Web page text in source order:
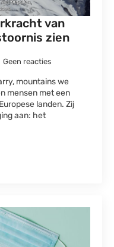
van
zien
Geen reacties
mountains we
mensen met een
landen. Zij
aan: het